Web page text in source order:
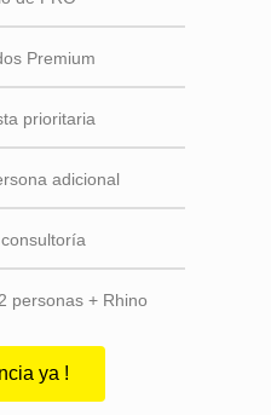
Premium
prioritaria
adicional
personas + Rhino
ya !